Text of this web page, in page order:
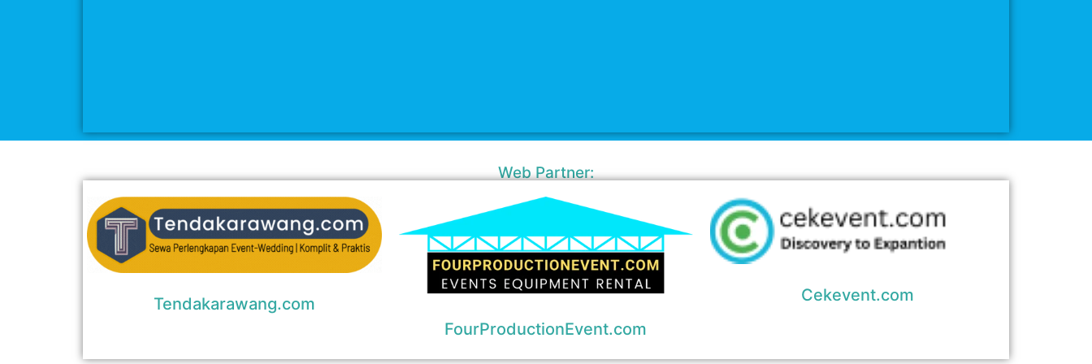
Web Partner:
Tendakarawang.com
FourProductionEvent.com
Cekevent.com